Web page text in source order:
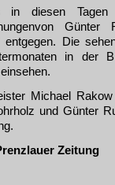
in diesen
entgegen. Die
in der
Michael
und Günter
Zeitung